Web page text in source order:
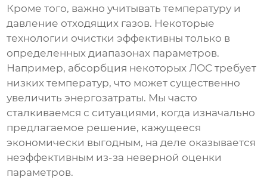
Кроме того, важно учитывать температуру и
давление отходящих газов. Некоторые
технологии очистки эффективны только в
определенных диапазонах параметров.
Например, абсорбция некоторых ЛОС требует
низких температур, что может существенно
увеличить энергозатраты. Мы часто
сталкиваемся с ситуациями, когда изначально
предлагаемое решение, кажущееся
экономически выгодным, на деле оказывается
неэффективным из-за неверной оценки
параметров.